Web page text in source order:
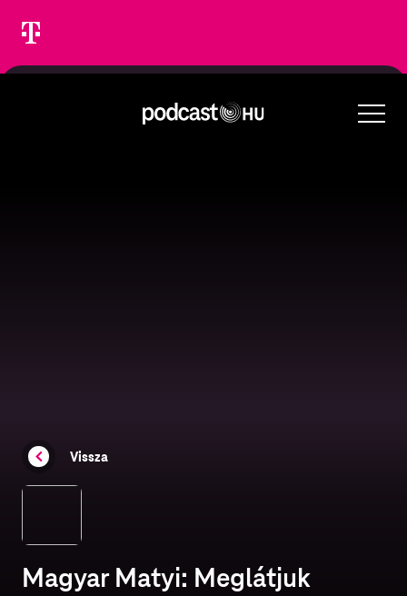
Vissza
Magyar Matyi: Meglátjuk